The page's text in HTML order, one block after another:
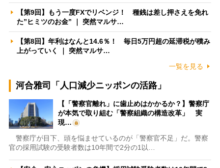
【第9回】もう一度FXでリベンジ！ 種銭は差し押さえを免れ
た”ヒミツのお金” ｜ 突然マルサ…
【第8回】年利はなんと14.6％！ 毎日5万円超の延滞税が積み
上がっていく ｜ 突然マルサ…
一覧を見る
河合雅司「人口減少ニッポンの活路」
【「警察官離れ」に歯止めはかかるか？】警察庁
が本気で取り組む「警察組織の構造改革」 実
現…
警察庁が目下、頭を悩ませているのが「警察官不足」だ。警察
官の採用試験の受験者数は10年間で2分の1以…